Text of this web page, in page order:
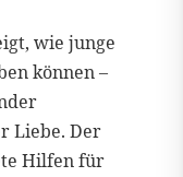
wie junge
können –
Liebe. Der
Hilfen für